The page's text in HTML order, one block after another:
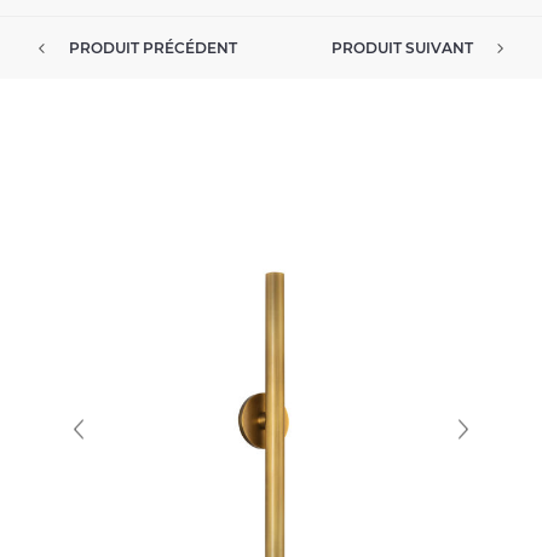
PRODUIT PRÉCÉDENT PRODUIT SUIVANT